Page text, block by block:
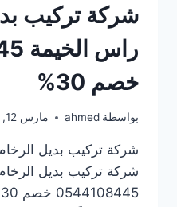
شركة تركيب
خصم 30%
بواسطة ahmed مارس 12, 2026
شركة تركيب بديل
شركة تركيب بديل